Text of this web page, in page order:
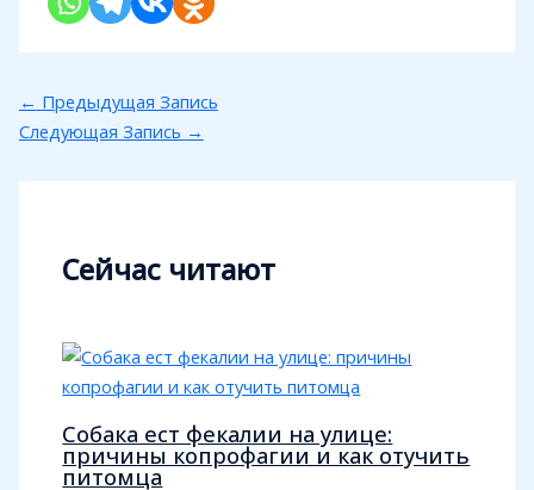
← Предыдущая Запись
Следующая Запись →
Сейчас читают
Собака ест фекалии на улице:
причины копрофагии и как отучить
питомца